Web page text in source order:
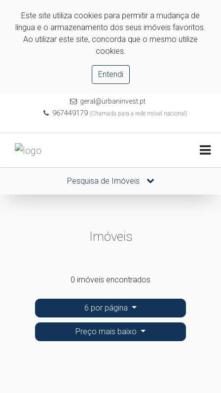
Este site utiliza cookies para permitir a mudança de
língua e o armazenamento dos seus imóveis favoritos.
Ao utilizar este site, concorda que o mesmo utilize
cookies.
Entendi
geral@urbaninvest.pt
967449179 (Chamada para a rede móvel nacional)
Pesquisa de Imóveis
Imóveis
0 imóveis encontrados
6 por página
Preço mais baixo